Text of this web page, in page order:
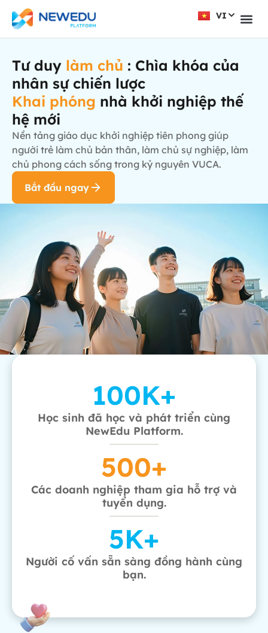
VI
EN
Tư duy làm chủ : Chìa khóa của
nhân sự chiến lược
Khai phóng nhà khởi nghiệp thế
hệ mới
Nền tảng giáo dục khởi nghiệp tiên phong giúp
người trẻ làm chủ bản thân, làm chủ sự nghiệp, làm
chủ phong cách sống trong kỷ nguyên VUCA.
Bắt đầu ngay
Học sinh đã học và phát triển cùng
NewEdu Platform.
100K+
Các doanh nghiệp tham gia hỗ trợ và
tuyển dụng.
500+
Người cố vấn sẵn sàng đồng hành cùng
bạn.
5K+